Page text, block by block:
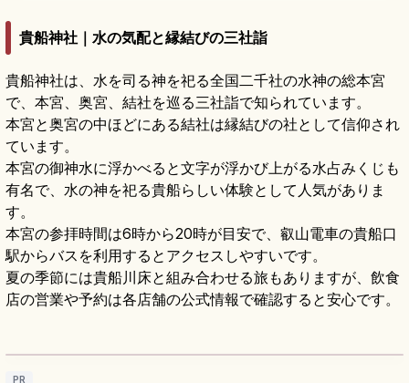
貴船神社｜水の気配と縁結びの三社詣
貴船神社は、水を司る神を祀る全国二千社の水神の総本宮
で、本宮、奥宮、結社を巡る三社詣で知られています。
本宮と奥宮の中ほどにある結社は縁結びの社として信仰され
ています。
本宮の御神水に浮かべると文字が浮かび上がる水占みくじも
有名で、水の神を祀る貴船らしい体験として人気がありま
す。
本宮の参拝時間は6時から20時が目安で、叡山電車の貴船口
駅からバスを利用するとアクセスしやすいです。
夏の季節には貴船川床と組み合わせる旅もありますが、飲食
店の営業や予約は各店舗の公式情報で確認すると安心です。
貴船神社の見どころ｜水占みくじ・三社詣・
PR